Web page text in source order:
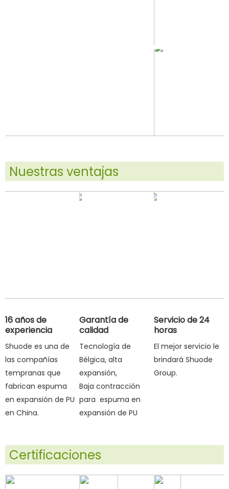
Nuestras ventajas
16 años de
experiencia
Shuode es una de
las compañías
tempranas que
fabrican espuma
en expansión de PU
en China.
Garantía de
calidad
Tecnología de
Bélgica, alta
expansión,
Baja contracción
para espuma en
expansión de PU
Servicio de 24
horas
El mejor servicio le
brindará Shuode
Group.
Certificaciones